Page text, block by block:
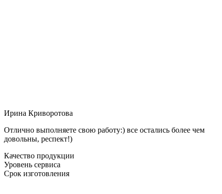
Ирина Криворотова
Отлично выполняете свою работу:) все остались более чем
довольны, респект!)
Качество продукции
Уровень сервиса
Срок изготовления